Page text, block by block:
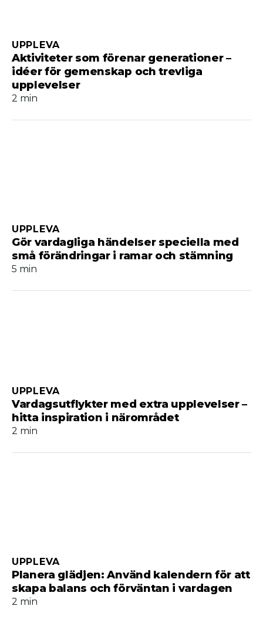
Aktiviteter som förenar generationer –
idéer för gemenskap och trevliga
upplevelser
UPPLEVA
2 min
Gör vardagliga händelser speciella med
små förändringar i ramar och stämning
UPPLEVA
5 min
Vardagsutflykter med extra upplevelser –
hitta inspiration i närområdet
UPPLEVA
2 min
Planera glädjen: Använd kalendern för att
skapa balans och förväntan i vardagen
UPPLEVA
2 min